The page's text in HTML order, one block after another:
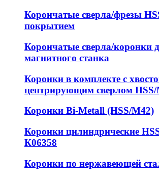
Корончатые сверла/фрезы
покрытием
Корончатые сверла/коронки
магнитного станка
Коронки в комплекте с
центрирующим сверлом
Коронки Bi-Metall (HSS/М42)
Коронки цилиндрические
К06358
Коронки по нержавеющей